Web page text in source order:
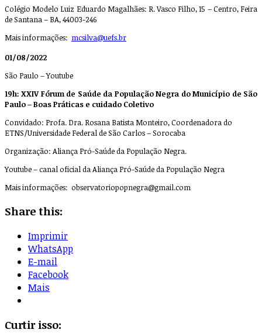
Colégio Modelo Luiz Eduardo Magalhães: R. Vasco Filho, 15 – Centro, Feira
de Santana – BA, 44003-246
Mais informações: mcsilva@uefs.br
01/08/2022
São Paulo – Youtube
19h: XXIV Fórum de Saúde da População Negra do Município de São
Paulo – Boas Práticas e cuidado Coletivo
Convidado: Profa. Dra. Rosana Batista Monteiro, Coordenadora do
ETNS/Universidade Federal de São Carlos – Sorocaba
Organização: Aliança Pró-Saúde da População Negra.
Youtube – canal oficial da Aliança Pró-Saúde da População Negra
Mais informações: observatoriopopnegra@gmail.com
Share this:
Imprimir
WhatsApp
E-mail
Facebook
Mais
Curtir isso: